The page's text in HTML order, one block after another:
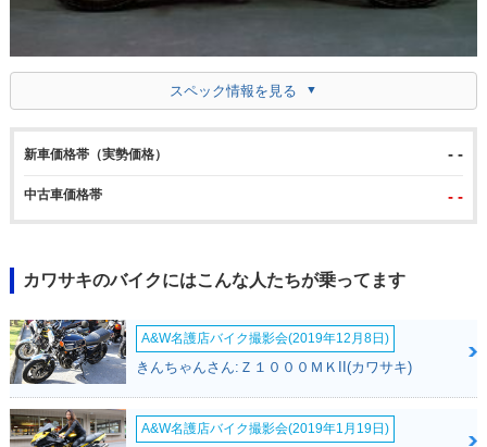
スペック情報を見る
新車価格帯（実勢価格） - -
中古車価格帯 - -
カワサキのバイクにはこんな人たちが乗ってます
A&W名護店バイク撮影会(2019年12月8日)
きんちゃんさん:Ｚ１０００ＭＫII(カワサキ)
A&W名護店バイク撮影会(2019年1月19日)